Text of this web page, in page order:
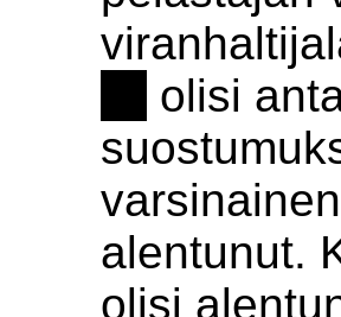
olisi
alentunut.
olisi